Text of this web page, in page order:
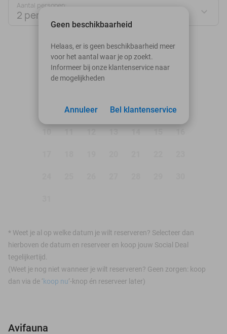
Aantal personen:
2 personen
augustus 2026
Ma
Di Wo Do Vr
4 5 6 7 8
* Weet je al op welke datum je wilt reserveren? Selecteer dan
hierboven de datum en reserveer en koop jouw Social Deal
tegelijkertijd.
(Weet je nog niet wanneer je wilt reserveren? Geen zorgen: koop
dan via de ‘koop nu’-knop én reserveer later)
Geen beschikbaarheid
Helaas, er is geen beschikbaarheid meer
voor het aantal waar je op zoekt.
Informeer bij onze klantenservice naar
de mogelijkheden
Bel klantenservice
Annuleer
Avifauna